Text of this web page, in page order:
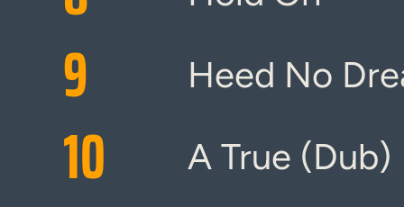
9 Heed No
10 A True (Dub)